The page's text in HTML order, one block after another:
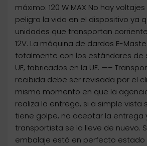
máximo: 120 W MAX No hay
peligro la vida en el dispositivo ya
unidades que transportan
12V. La máquina de dardos E-
totalmente con los estándares de
UE, fabricados en la UE. —–
recibida debe ser revisada por el
mismo momento en que la
realiza la entrega, si a simple vista
tiene golpe, no aceptar la entrega
transportista se la lleve de nuevo.
embalaje está en perfecto estado